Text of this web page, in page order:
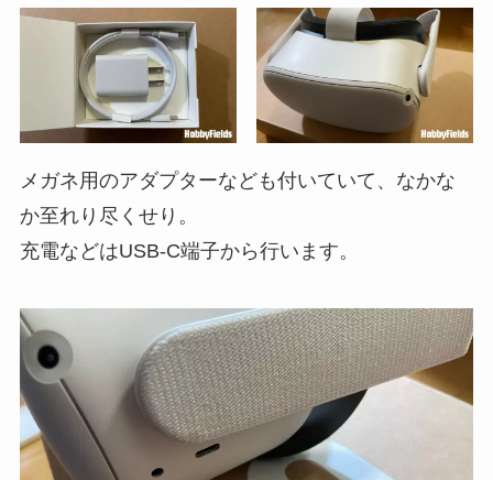
メガネ用のアダプターなども付いていて、なかな
か至れり尽くせり。
充電などはUSB-C端子から行います。